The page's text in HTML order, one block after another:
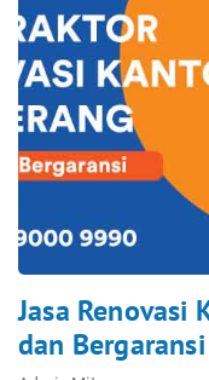
Jasa Renovasi
dan Bergaransi